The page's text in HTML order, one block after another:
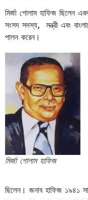
মির্জা গোলাম হাফিজ ছিলেন
সংসদ সদস্য, মন্ত্রী এবং
পালন করেন।
মির্জা গোলাম হাফিজ
ছিলেন। জনাব হাফিজ ১৯৪১